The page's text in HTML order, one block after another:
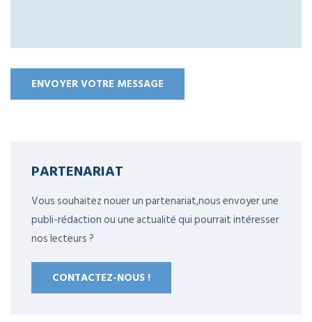
PARTENARIAT
Vous souhaitez nouer un partenariat,nous envoyer une
publi-rédaction ou une actualité qui pourrait intéresser
nos lecteurs ?
CONTACTEZ-NOUS !